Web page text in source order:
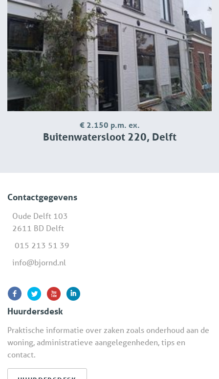
€ 2.150 p.m. ex.
Buitenwatersloot 220, Delft
Contactgegevens
Oude Delft 103
2611 BD Delft
015 213 51 39
info@bjornd.nl
Huurdersdesk
Praktische informatie over zaken zoals onderhoud aan de
woning, administratieve aangelegenheden, tips en
contact.